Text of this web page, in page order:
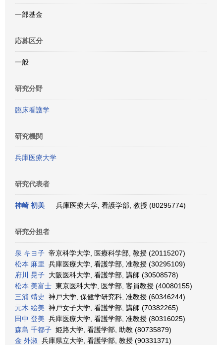
一部基金
応募区分
一般
研究分野
臨床看護学
研究機関
兵庫医療大学
研究代表者
神崎 初美 兵庫医療大学, 看護学部, 教授 (80295774)
研究分担者
泉 キヨ子 帝京科学大学, 医療科学部, 教授 (20115207)
松本 麻里
兵庫医療大学, 看護学部, 准教授 (30295109)
府川 晃子 大阪医科大学, 看護学部, 講師 (30508578)
松本 美富士 東京医科大学, 医学部, 客員教授 (40080155)
三浦 靖史
神戸大学, 保健学研究科, 准教授 (60346244)
元木 絵美 神戸女子大学, 看護学部, 講師 (70382265)
田中 登美 兵庫医療大学, 看護学部, 准教授 (80316025)
森島 千都子 姫路大学, 看護学部, 助教 (80735879)
金 外淑 兵庫県立大学, 看護学部, 教授 (90331371)